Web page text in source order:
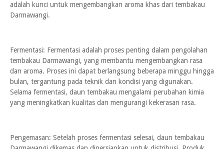
adalah kunci untuk mengembangkan aroma khas dari tembakau
Darmawangi.
Fermentasi: Fermentasi adalah proses penting dalam pengolahan
tembakau Darmawangi, yang membantu mengembangkan rasa
dan aroma. Proses ini dapat berlangsung beberapa minggu hingga
bulan, tergantung pada teknik dan kondisi yang digunakan.
Selama fermentasi, daun tembakau mengalami perubahan kimia
yang meningkatkan kualitas dan mengurangi kekerasan rasa.
Pengemasan: Setelah proses fermentasi selesai, daun tembakau